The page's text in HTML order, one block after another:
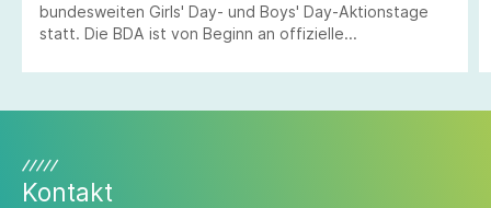
bundesweiten Girls' Day- und Boys' Day-Aktionstage
statt. Die BDA ist von Beginn an offizielle
Kontakt